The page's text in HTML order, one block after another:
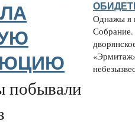
побывали
Однажы я
Собрание.